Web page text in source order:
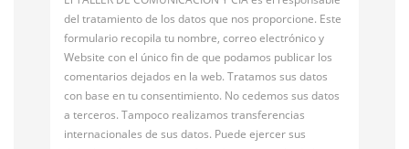
del tratamiento de los datos que nos proporcione. Este
formulario recopila tu nombre, correo electrónico y
Website con el único fin de que podamos publicar los
comentarios dejados en la web. Tratamos sus datos
con base en tu consentimiento. No cedemos sus datos
a terceros. Tampoco realizamos transferencias
internacionales de sus datos. Puede ejercer sus